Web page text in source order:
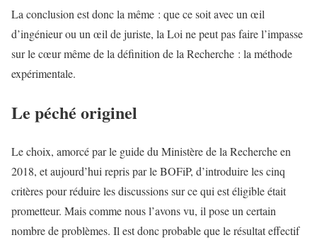
La conclusion est donc la même : que ce soit avec un œil
d’ingénieur ou un œil de juriste, la Loi ne peut pas faire l’impasse
sur le cœur même de la définition de la Recherche : la méthode
expérimentale.
Le péché originel
Le choix, amorcé par le guide du Ministère de la Recherche en
2018, et aujourd’hui repris par le BOFiP, d’introduire les cinq
critères pour réduire les discussions sur ce qui est éligible était
prometteur. Mais comme nous l’avons vu, il pose un certain
nombre de problèmes. Il est donc probable que le résultat effectif